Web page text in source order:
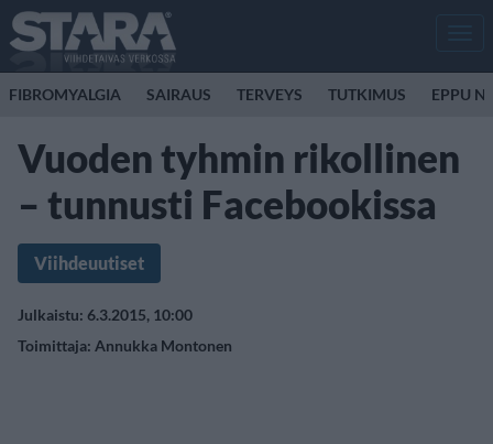
FIBROMYALGIA SAIRAUS TERVEYS TUTKIMUS EPPU
Vuoden tyhmin rikollinen
– tunnusti Facebookissa
Viihdeuutiset
Julkaistu: 6.3.2015, 10:00
Toimittaja: Annukka Montonen